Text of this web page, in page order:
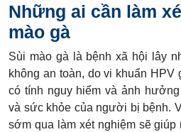
Những ai cần làm
mào gà
Sùi mào gà là bệnh xã hội lây
không an toàn, do vi khuẩn
có tính nguy hiểm và ảnh
và sức khỏe của người bị bệnh.
sớm qua làm xét nghiệm sẽ